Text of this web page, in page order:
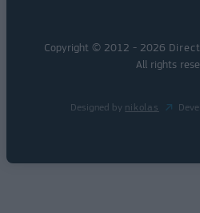
Copyright © 2012 - 2026
All rights
Designed by nikolas